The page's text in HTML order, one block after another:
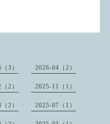
3） 2026-04（2）
2） 2025-11（1）
2） 2025-07（1）